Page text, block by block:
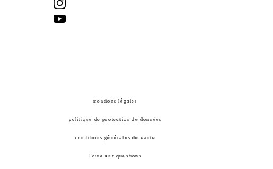
mentions légales
politique de protection de données
conditions générales de vente
Foire aux questions